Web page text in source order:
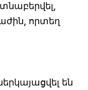
որտեղ
են